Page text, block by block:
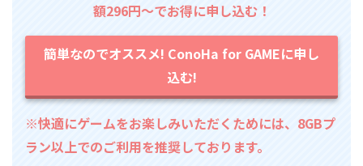
額296円～でお得に申し込む！
簡単なのでオススメ! ConoHa for GAMEに申し
込む!
※快適にゲームをお楽しみいただくためには、8GBプ
ラン以上でのご利用を推奨しております。